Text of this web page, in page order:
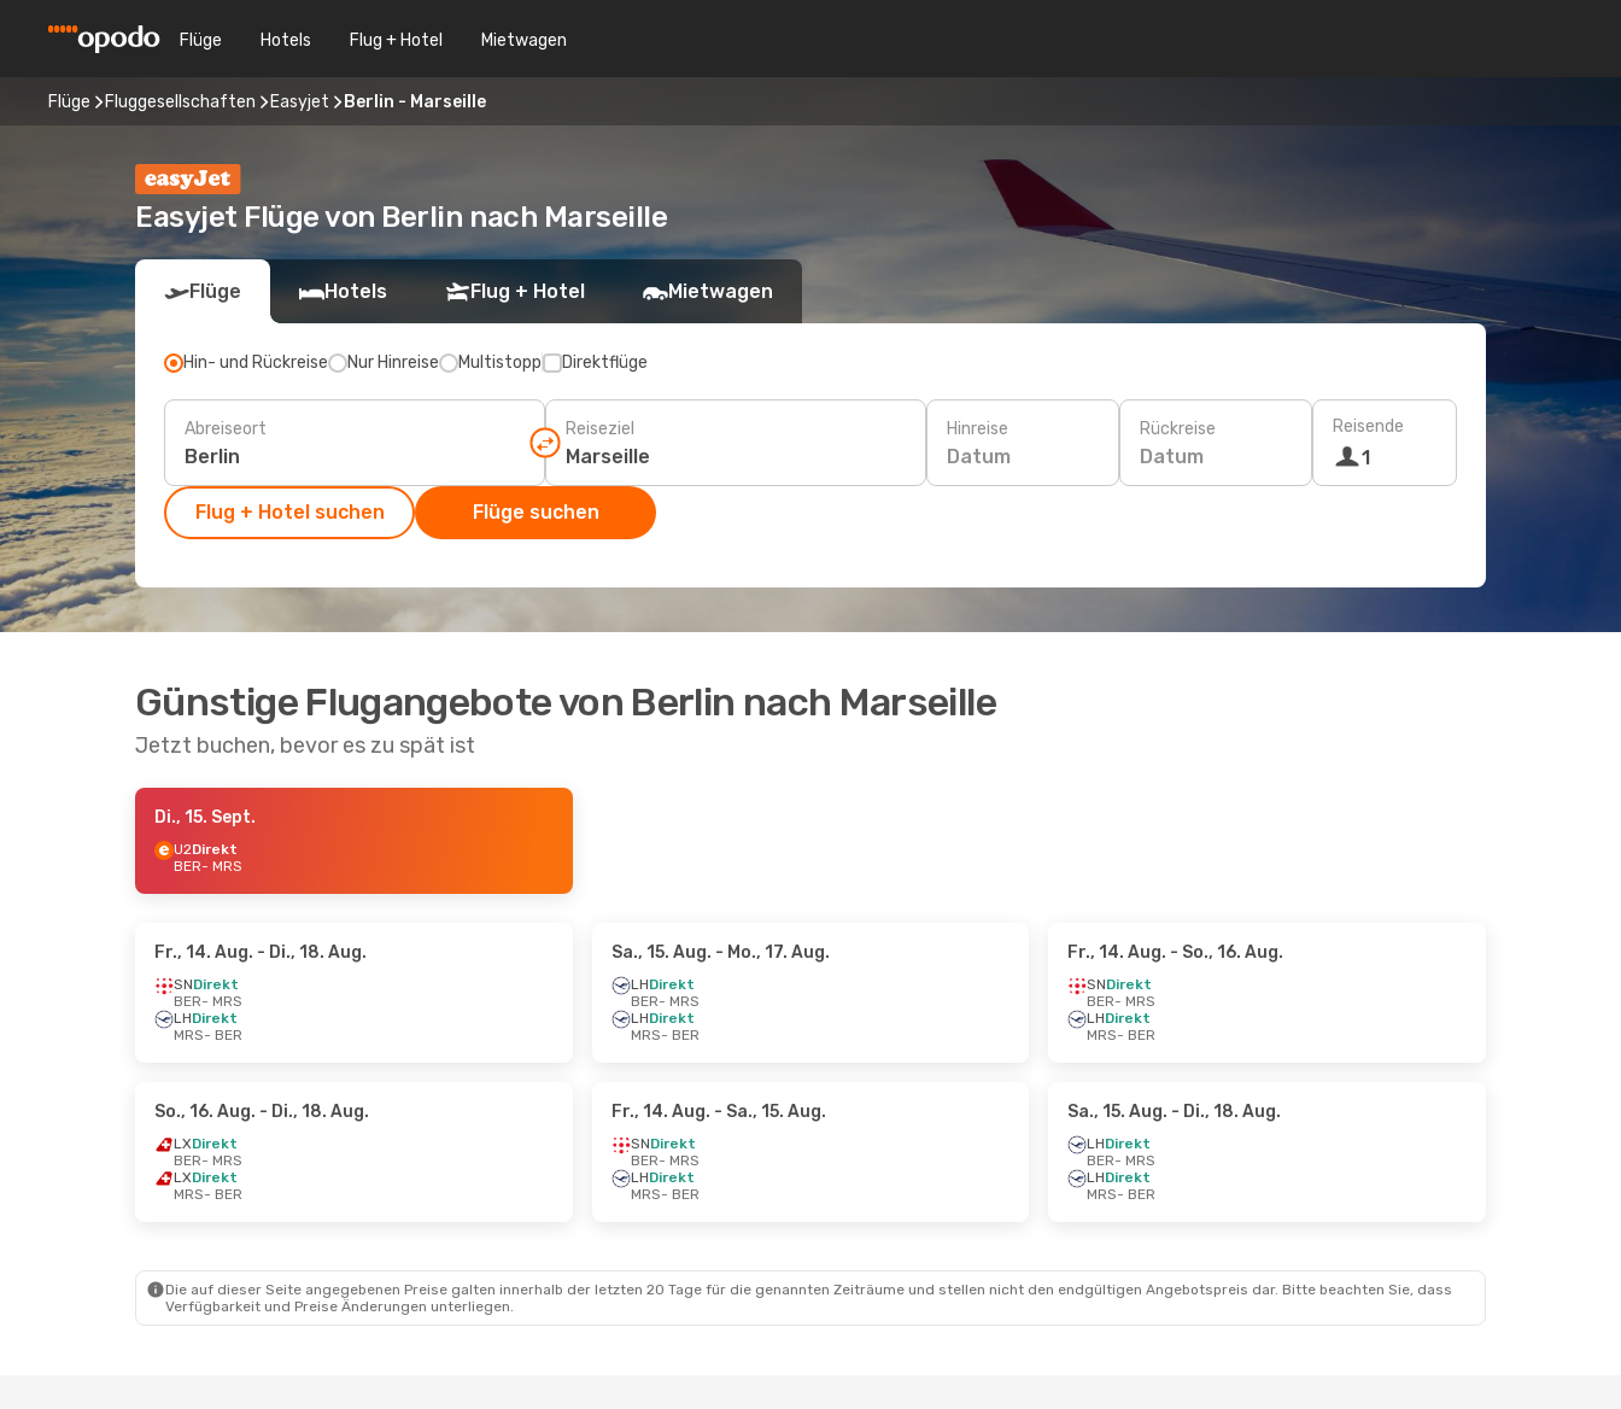
Flüge Hotels Flug + Hotel Mietwagen
Flüge Fluggesellschaften Easyjet Berlin - Marseille
Easyjet Flüge von Berlin nach Marseille
Flüge Hotels Flug + Hotel Mietwagen
Hin- und Rückreise Nur Hinreise Multistopp Direktflüge
Abreiseort Reiseziel Hinreise
Datum
Rückreise
Datum
Reisende
1
Flug + Hotel suchen Flüge suchen
Günstige Flugangebote von Berlin nach Marseille
Jetzt buchen, bevor es zu spät ist
Di., 15. Sept.
U2Direkt
BER- MRS
Fr., 14. Aug. - Di., 18. Aug.
SNDirekt
BER- MRS
LHDirekt
MRS- BER
Sa., 15. Aug. - Mo., 17. Aug.
LHDirekt
BER- MRS
LHDirekt
MRS- BER
Fr., 14. Aug. - So., 16. Aug.
SNDirekt
BER- MRS
LHDirekt
MRS- BER
So., 16. Aug. - Di., 18. Aug.
LXDirekt
BER- MRS
LXDirekt
MRS- BER
Fr., 14. Aug. - Sa., 15. Aug.
SNDirekt
BER- MRS
LHDirekt
MRS- BER
Sa., 15. Aug. - Di., 18. Aug.
LHDirekt
BER- MRS
LHDirekt
MRS- BER
Die auf dieser Seite angegebenen Preise galten innerhalb der letzten 20 Tage für die genannten Zeiträume und stellen nicht den endgültigen Angebotspreis dar. Bitte beachten Sie, dass
Verfügbarkeit und Preise Änderungen unterliegen.